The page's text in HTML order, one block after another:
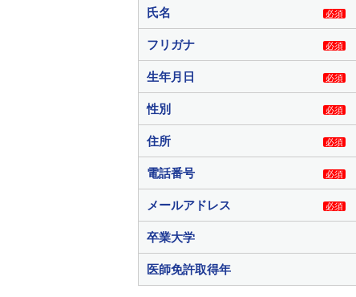
氏名 必須
フリガナ 必須
生年月日 必須
性別 必須
住所 必須
電話番号 必須
メールアドレス 必須
卒業大学
医師免許取得年